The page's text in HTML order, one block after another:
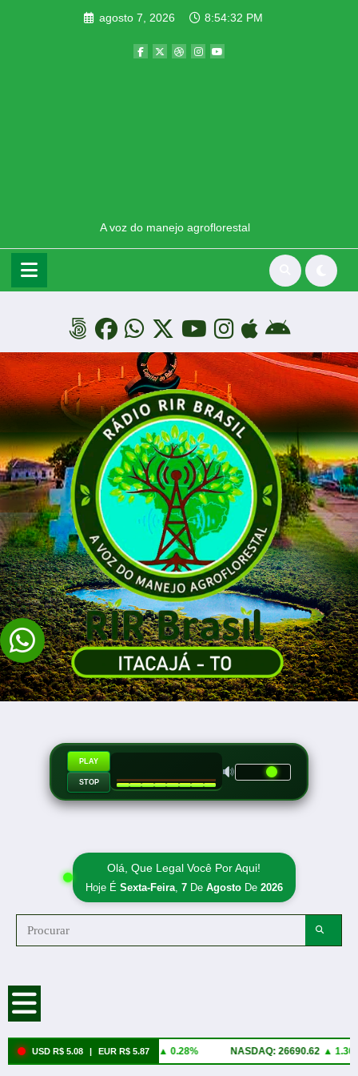
agosto 7, 2026 8:54:35 PM
A voz do manejo agroflorestal
PLAY
STOP
Olá, Que Legal Você Por Aqui!
Hoje É Sexta-Feira, 7De AgostoDe 2026
USD R$ 5.08 | EUR R$ 5.87
54036.93 ▲ 0.28% NASDAQ: 26690.62 ▲ 1.30% PETR4: